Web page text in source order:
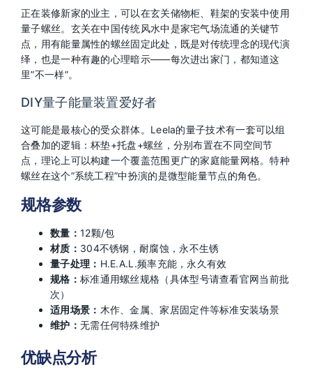
正在装修新家的业主，可以在玄关储物柜、鞋架的安装中使用
量子螺丝。玄关在中国传统风水中是家宅气场流通的关键节
点，用有能量属性的螺丝固定此处，既是对传统理念的现代演
绎，也是一种有趣的心理暗示——每次进出家门，都知道这
里”不一样”。
DIY量子能量装置爱好者
这可能是最核心的受众群体。Leela的量子技术有一套可以组
合叠加的逻辑：杯垫+托盘+螺丝，分别布置在不同空间节
点，理论上可以构建一个覆盖范围更广的家庭能量网格。特种
螺丝在这个”系统工程”中扮演的是微型能量节点的角色。
规格参数
数量： 12颗/包
材质： 304不锈钢，耐腐蚀，永不生锈
量子处理： H.E.A.L.频率充能，永久有效
规格： 标准通用螺丝规格（具体型号请查看官网当前批
次）
适用场景： 木作、金属、家居固定件等标准安装场景
维护： 无需任何特殊维护
优缺点分析